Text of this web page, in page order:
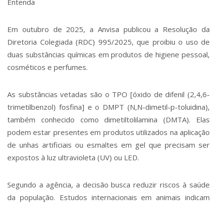
Em outubro de 2025, a Anvisa publicou a Resolução da
Diretoria Colegiada (RDC) 995/2025, que proibiu o uso de
duas substâncias químicas em produtos de higiene pessoal,
cosméticos e perfumes.
As substâncias vetadas são o TPO [óxido de difenil (2,4,6-
trimetilbenzol) fosfina] e o DMPT (N,N-dimetil-p-toluidina),
também conhecido como dimetiltolilamina (DMTA). Elas
podem estar presentes em produtos utilizados na aplicação
de unhas artificiais ou esmaltes em gel que precisam ser
expostos à luz ultravioleta (UV) ou LED.
Segundo a agência, a decisão busca reduzir riscos à saúde
da população. Estudos internacionais em animais indicam